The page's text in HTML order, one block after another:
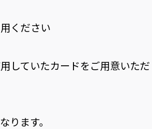
ください
していたカードをご用意いた
ります。